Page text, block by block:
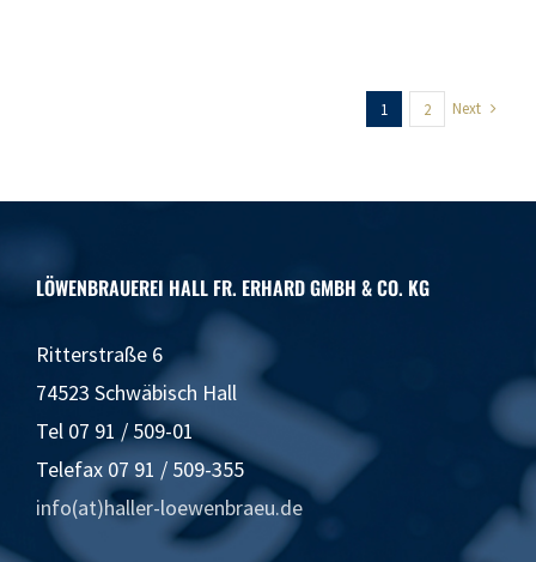
1 2 Next
LÖWENBRAUEREI HALL FR. ERHARD GMBH & CO. KG
Ritterstraße 6
74523 Schwäbisch Hall
Tel 07 91 / 509-01
Telefax 07 91 / 509-355
info(at)haller-loewenbraeu.de